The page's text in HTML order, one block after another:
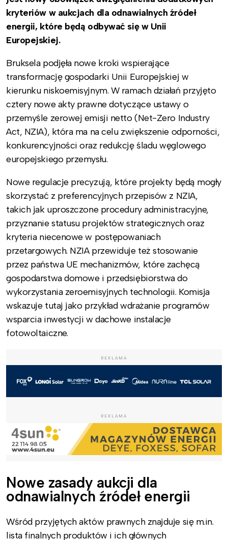
kryteriów w aukcjach dla odnawialnych źródeł
energii, które będą odbywać się w Unii
Europejskiej.
Bruksela podjęła nowe kroki wspierające
transformację gospodarki Unii Europejskiej w
kierunku niskoemisyjnym. W ramach działań przyjęto
cztery nowe akty prawne dotyczące ustawy o
przemyśle zerowej emisji netto (Net-Zero Industry
Act, NZIA), która ma na celu zwiększenie odporności,
konkurencyjności oraz redukcję śladu węglowego
europejskiego przemysłu.
Nowe regulacje precyzują, które projekty będą mogły
skorzystać z preferencyjnych przepisów z NZIA,
takich jak uproszczone procedury administracyjne,
przyznanie statusu projektów strategicznych oraz
kryteria niecenowe w postępowaniach
przetargowych. NZIA przewiduje też stosowanie
przez państwa UE mechanizmów, które zachęcą
gospodarstwa domowe i przedsiębiorstwa do
wykorzystania zeroemisyjnych technologii. Komisja
wskazuje tutaj jako przykład wdrażanie programów
wsparcia inwestycji w dachowe instalacje
fotowoltaiczne.
REKLAMA
REKLAMA
Nowe zasady aukcji dla
odnawialnych źródeł energii
Wśród przyjętych aktów prawnych znajduje się m.in.
lista finalnych produktów i ich głównych